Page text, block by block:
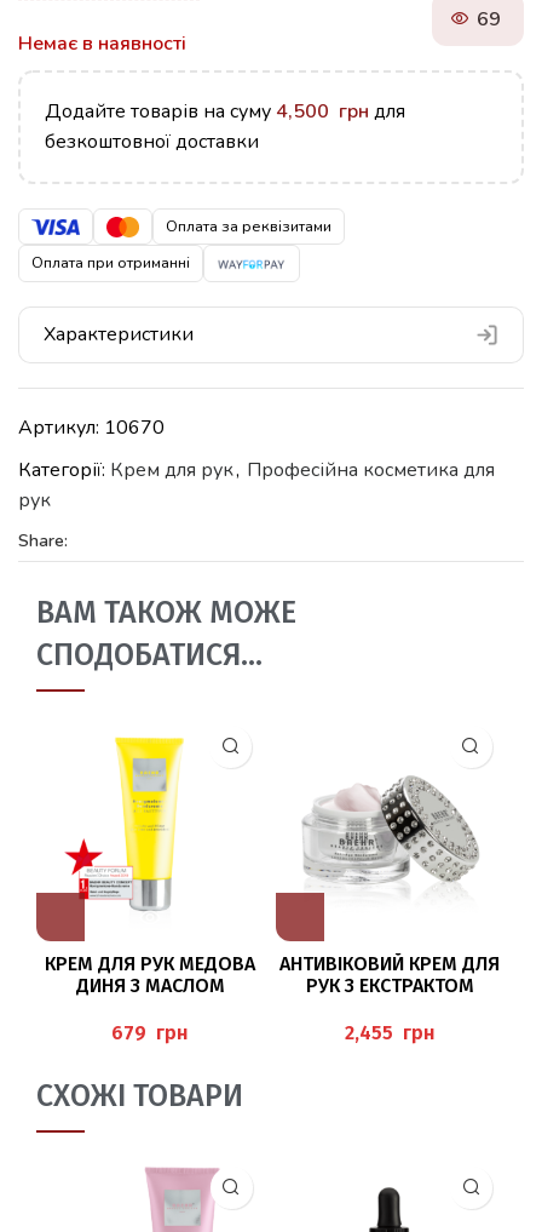
Немає в наявності
69
Додайте товарів на суму 4,500 грн для
безкоштовної доставки
Оплата за реквізитами
Оплата при отриманні
Характеристики
Артикул: 10670
Категорії: Крем для рук, Професійна косметика для
рук
Share:
ВАМ ТАКОЖ МОЖЕ
СПОДОБАТИСЯ…
КРЕМ ДЛЯ РУК МЕДОВА
ДИНЯ З МАСЛОМ
75МЛ BAEHR
грн
АНТИВІКОВИЙ КРЕМ ДЛЯ
РУК З ЕКСТРАКТОМ
МАСЛОМ, 50 МЛ BAEHR
грн
СХОЖІ ТОВАРИ